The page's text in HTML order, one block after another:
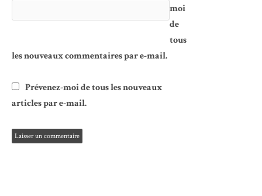
moi
de
tous
les nouveaux commentaires par e-mail.
Prévenez-moi de tous les nouveaux
articles par e-mail.